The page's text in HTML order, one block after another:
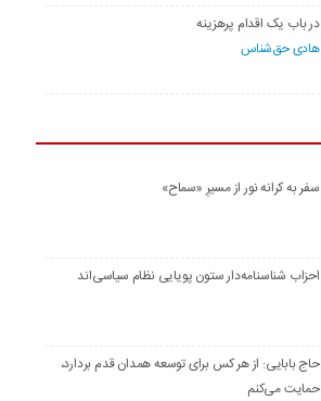
در باب یک اقدام پرهزینه
هادی حق‌شناس
سفر به کرانه‌ نور از مسیرِ «سماح»
احزاب شناسنامه‌دار ستون پویایی نظام سیاسی‌اند
حاج بابایی: از هر کس برای توسعه همدان قدم بردارد،
حمایت می‌کنم